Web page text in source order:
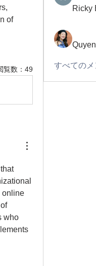
of
覧数：49
online
who
Ricky
すべてのメ